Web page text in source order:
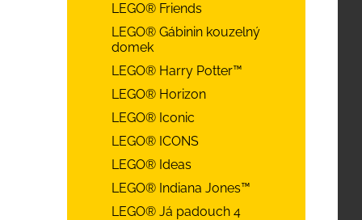
LEGO® Friends
LEGO® Gábinin kouzelný
domek
LEGO® Harry Potter™
LEGO® Horizon
LEGO® Iconic
LEGO® ICONS
LEGO® Ideas
LEGO® Indiana Jones™
LEGO® Já padouch 4